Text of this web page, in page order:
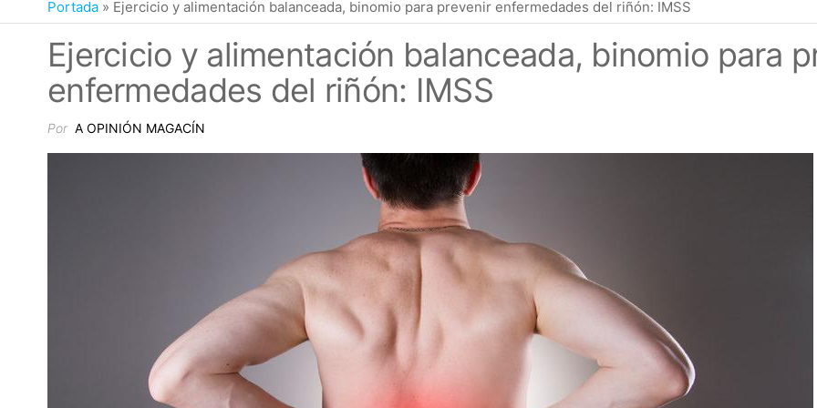
Portada » Ejercicio y alimentación balanceada, binomio para prevenir enfermedades del riñón: IMSS
Ejercicio y alimentación balanceada, binomio para
enfermedades del riñón: IMSS
Por A OPINIÓN MAGACÍN